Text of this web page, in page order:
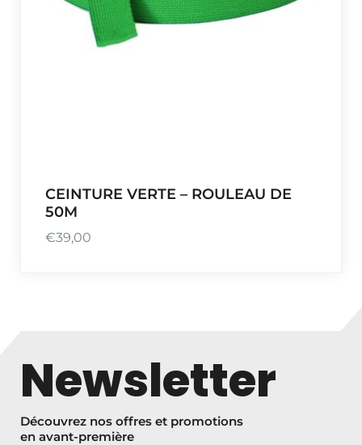
CEINTURE VERTE – ROULEAU DE
50M
€39,00
Newsletter
Découvrez nos offres et promotions
en avant-première